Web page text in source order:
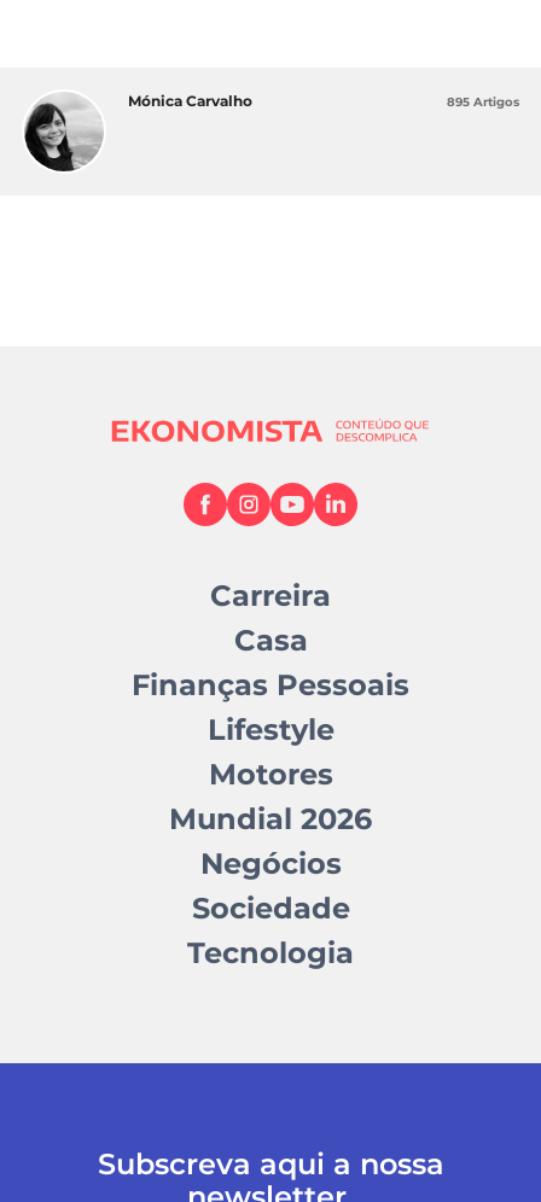
Mónica Carvalho 895 Artigos
Carreira
Casa
Finanças Pessoais
Lifestyle
Motores
Mundial 2026
Negócios
Sociedade
Tecnologia
Subscreva aqui a nossa